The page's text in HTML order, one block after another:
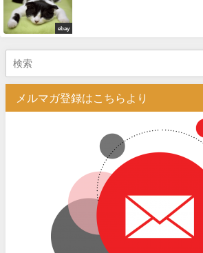
ebay
メルマガ登録はこちらより